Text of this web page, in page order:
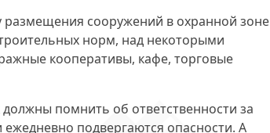
сооружений в охранной зоне
норм, над некоторыми
кооперативы, кафе, торговые
должны помнить об ответственности за
подвергаются опасности. А